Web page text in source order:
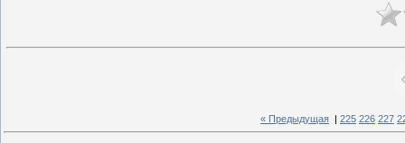
« Предыдущая | 225 226 227